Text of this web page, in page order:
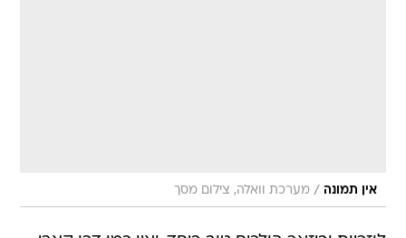
אין תמונה / מערכת וואלה, צילום מסך